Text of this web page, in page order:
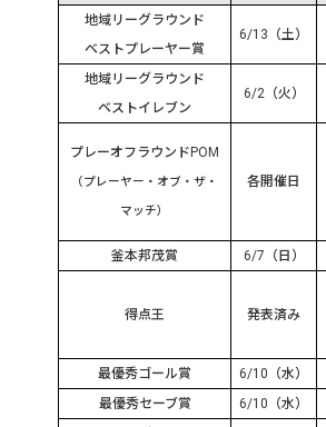
地域リーグラウンド
ベストプレーヤー賞
6/13 （土）
地域リーグラウンド
ベストイレブン
6/2（火）
プレーオフラウンド POM
（プレーヤー・オブ・ザ・
マッチ）
各開催日
釜本邦茂賞
6/7 （日）
得点王 発表済み
最優秀ゴール賞 6/10 （水）
最優秀セーブ賞
6/10 （水）